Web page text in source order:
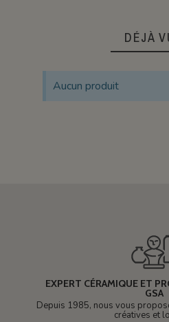
DÉJÀ
Aucun produit
EXPERT CÉRAMIQUE ET
GSA
Depuis 1985, nous vous
créatives et